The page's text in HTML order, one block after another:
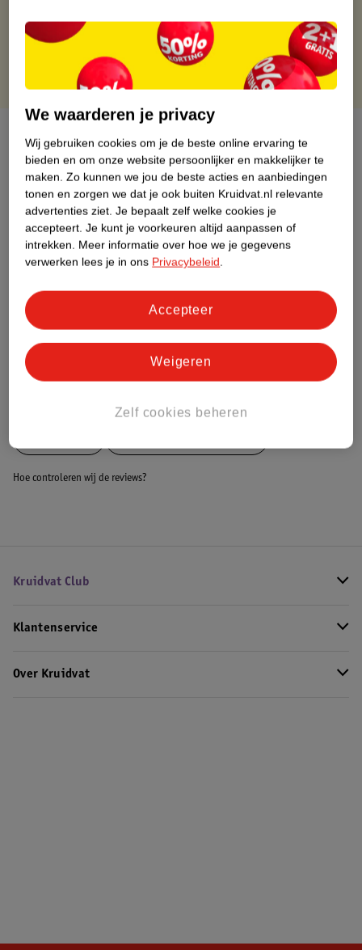
Gratis punten met je Kruidvat kaart
Over dit product
Productinformatie
Nature Impact Score
Dit product heeft (nog) geen Nature
Impact Score.
Bestel & Bezorginformatie
Hoe controleren wij de reviews?
Kruidvat Club
Klantenservice
Over Kruidvat
We waarderen je privacy
Wij gebruiken cookies om je de beste online ervaring te
bieden en om onze website persoonlijker en makkelijker te
maken. Zo kunnen we jou de beste acties en aanbiedingen
tonen en zorgen we dat je ook buiten Kruidvat.nl relevante
advertenties ziet. Je bepaalt zelf welke cookies je
accepteert. Je kunt je voorkeuren altijd aanpassen of
intrekken. Meer informatie over hoe we je gegevens
verwerken lees je in ons Privacybeleid.
Zelf cookies beheren
Weigeren
Accepteer